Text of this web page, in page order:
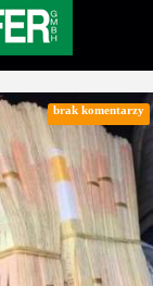
brak komentarzy